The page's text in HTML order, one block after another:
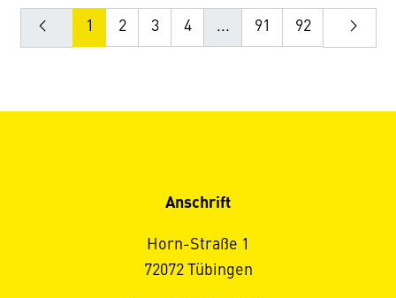
1 2 3 4 ... 91 92
Anschrift
Horn-Straße 1
72072 Tübingen